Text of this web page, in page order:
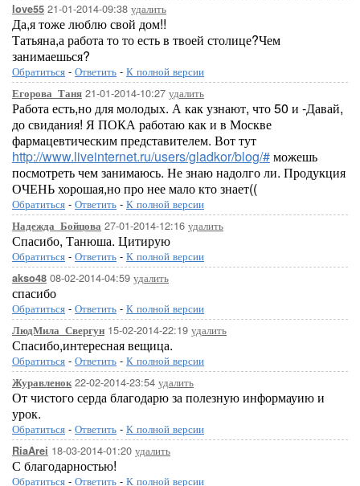
love55 21-01-2014-09:38 удалить
Да,я тоже люблю свой дом!!
Татьяна,а работа то то есть в твоей столице?Чем
занимаешься?
Обратиться - Ответить - К полной версии
Егорова_Таня 21-01-2014-10:27 удалить
Работа есть,но для молодых. А как узнают, что 50 и -Давай,
до свидания! Я ПОКА работаю как и в Москве
фармацевтическим представителем. Вот тут
http://www.liveinternet.ru/users/gladkor/blog/#можешь
посмотреть чем занимаюсь. Не знаю надолго ли. Продукция
ОЧЕНЬ хорошая,но про нее мало кто знает((
Обратиться - Ответить - К полной версии
Надежда_Бойцова 27-01-2014-12:16 удалить
Спасибо, Танюша. Цитирую
Обратиться - Ответить - К полной версии
akso48 08-02-2014-04:59 удалить
спасибо
Обратиться - Ответить - К полной версии
ЛюдМила_Свергун 15-02-2014-22:19 удалить
Спасибо,интересная вещица.
Обратиться - Ответить - К полной версии
Журавленок22-02-2014-23:54 удалить
От чистого серда благодарю за полезную информауию и
урок.
Обратиться - Ответить - К полной версии
RiaArei 18-03-2014-01:20 удалить
С благодарностью!
Обратиться - Ответить - К полной версии